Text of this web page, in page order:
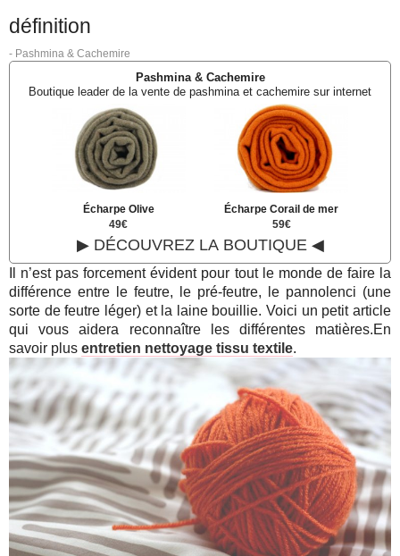
définition
- Pashmina & Cachemire
Pashmina & Cachemire
Boutique leader de la vente de pashmina et cachemire sur internet
Écharpe Olive
49€
Écharpe Corail de mer
59€
▶ DÉCOUVREZ LA BOUTIQUE ◀
Il n’est pas forcement évident pour tout le monde de faire la
différence entre le feutre, le pré-feutre, le pannolenci (une
sorte de feutre léger) et la laine bouillie. Voici un petit article
qui vous aidera reconnaître les différentes matières.En
savoir plus entretien nettoyage tissu textile.